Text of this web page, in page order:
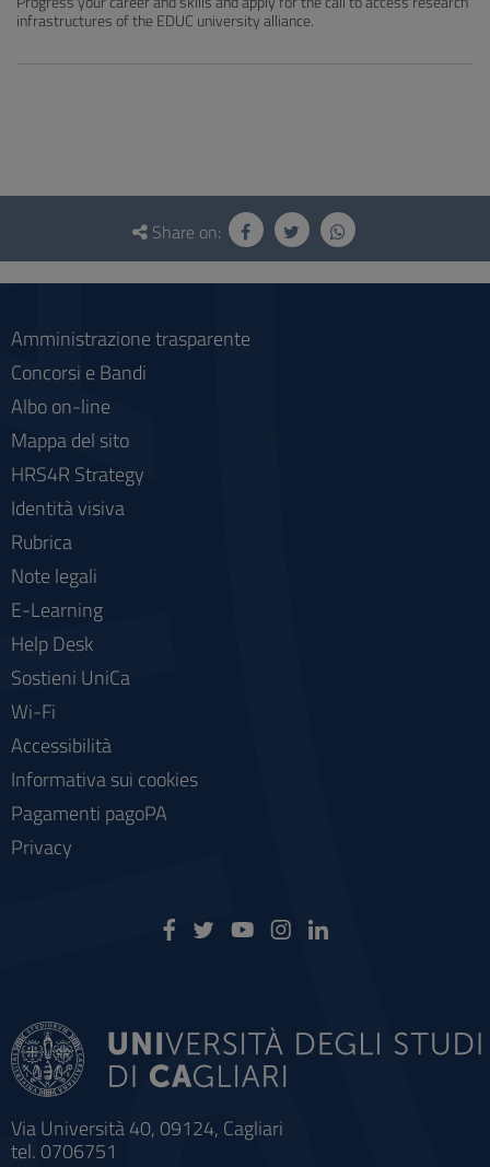
infrastructures of the EDUC university alliance.
Questionnaire
social
Share on:
Via Università 40, 09124, Cagliari
tel. 0706751
Amministrazione trasparente
Concorsi e Bandi
Albo on-line
Mappa del sito
HRS4R Strategy
Identità visiva
Rubrica
Note legali
E-Learning
Help Desk
Sostieni UniCa
Wi-Fi
Accessibilità
Informativa sui cookies
Pagamenti pagoPA
Privacy